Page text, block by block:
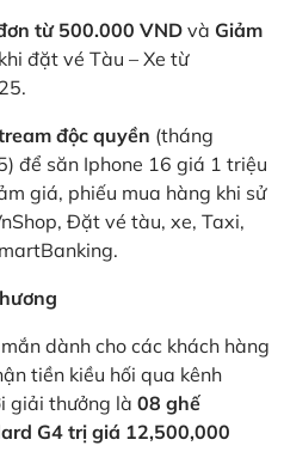
từ 500.000 VND và Giảm
đặt vé Tàu – Xe từ
độc quyền (tháng
để săn Iphone 16 giá 1 triệu
giá, phiếu mua hàng khi sử
Đặt vé tàu, xe, Taxi,
dành cho các khách hàng
tiền kiều hối qua kênh
giải thưởng là 08 ghế
G4 trị giá 12,500,000